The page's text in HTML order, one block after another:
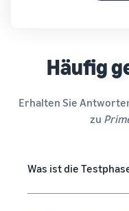
Häufig
Erhalten Sie
zu
Was ist die